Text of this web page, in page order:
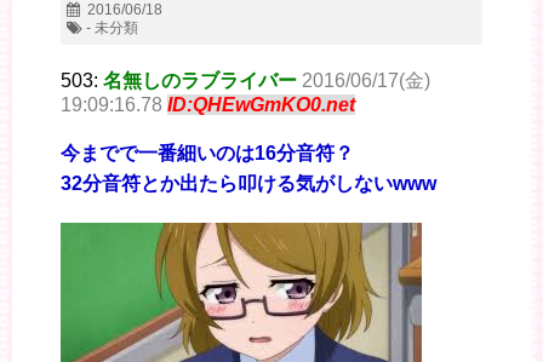
2016/06/18
- 未分類
503: 名無しのラブライバー 2016/06/17(金)
19:09:16.78 ID:QHEwGmKO0.net
今までで一番細いのは16分音符？
32分音符とか出たら叩ける気がしないwww